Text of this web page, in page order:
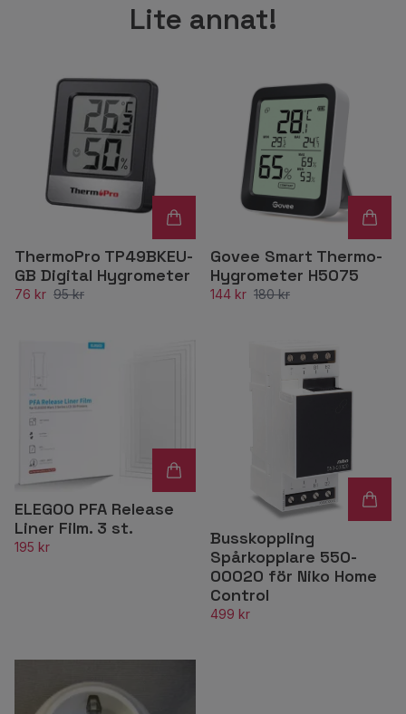
Lite annat!
ThermoPro TP49BKEU-
GB Digital Hygrometer
76 kr 95 kr
Govee Smart Thermo-
Hygrometer H5075
144 kr 180 kr
ELEGOO PFA Release
Liner Film. 3 st.
195 kr
Busskoppling
Spårkopplare 550-
00020 för Niko Home
Control
499 kr